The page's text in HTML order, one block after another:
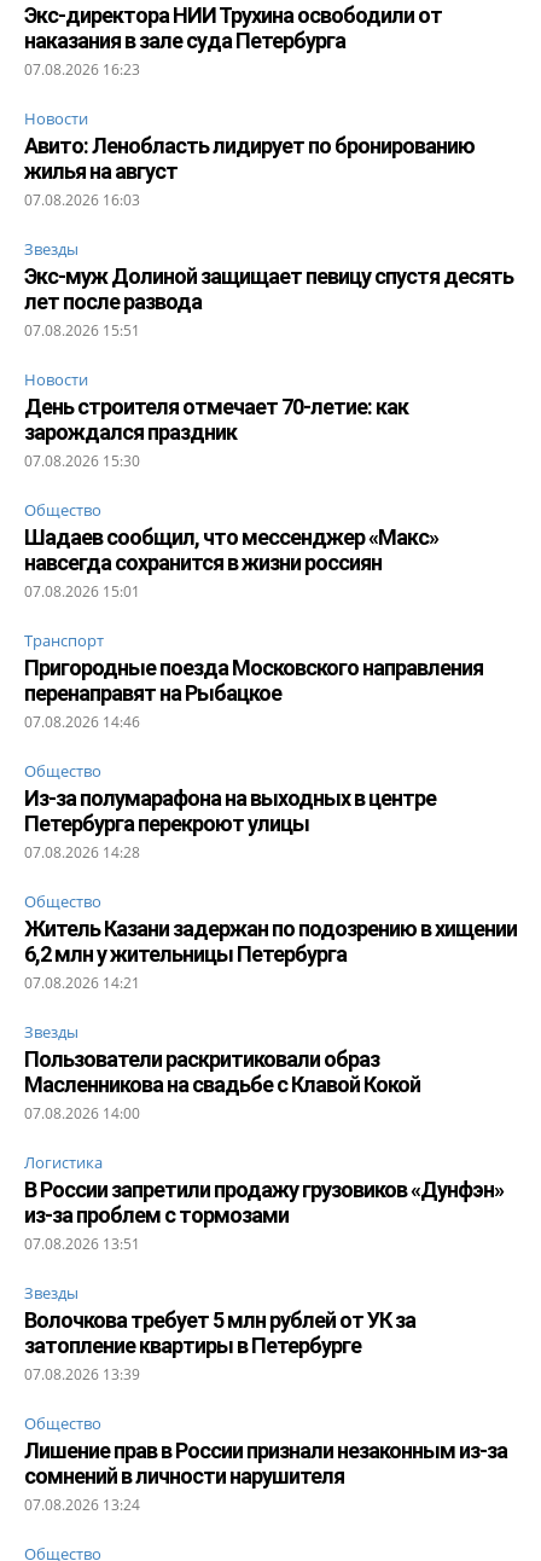
Экс-директора НИИ Трухина освободили от
наказания в зале суда Петербурга
07.08.2026 16:23
Новости
Авито: Ленобласть лидирует по бронированию
жилья на август
07.08.2026 16:03
Звезды
Экс-муж Долиной защищает певицу спустя десять
лет после развода
07.08.2026 15:51
Новости
День строителя отмечает 70-летие: как
зарождался праздник
07.08.2026 15:30
Общество
Шадаев сообщил, что мессенджер «Макс»
навсегда сохранится в жизни россиян
07.08.2026 15:01
Транспорт
Пригородные поезда Московского направления
перенаправят на Рыбацкое
07.08.2026 14:46
Общество
Из-за полумарафона на выходных в центре
Петербурга перекроют улицы
07.08.2026 14:28
Общество
Житель Казани задержан по подозрению в хищении
6,2 млн у жительницы Петербурга
07.08.2026 14:21
Звезды
Пользователи раскритиковали образ
Масленникова на свадьбе с Клавой Кокой
07.08.2026 14:00
Логистика
В России запретили продажу грузовиков «Дунфэн»
из-за проблем с тормозами
07.08.2026 13:51
Звезды
Волочкова требует 5 млн рублей от УК за
затопление квартиры в Петербурге
07.08.2026 13:39
Общество
Лишение прав в России признали незаконным из-за
сомнений в личности нарушителя
07.08.2026 13:24
Общество